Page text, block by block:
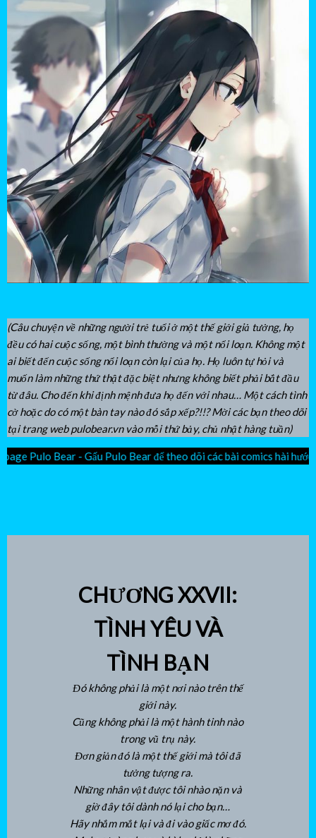
(Câu chuyện về những người trẻ tuổi ở một thế giới giả tưởng, họ
đều có hai cuộc sống, một bình thường và một nổi loạn. Không một
ai biết đến cuộc sống nổi loạn còn lại của họ. Họ luôn tự hỏi và
muốn làm những thứ thật đặc biệt nhưng không biết phải bắt đầu
từ đâu. Cho đến khi định mệnh đưa họ đến với nhau… Một cách tình
cờ hoặc do có một bàn tay nào đó sắp xếp?!!? Mời các bạn theo dõi
tại trang web pulobear.vn vào mỗi thứ bảy, chủ nhật hàng tuần)
để theo dõi các bài comics hài hước và xu hướng nhé! Link
CHƯƠNG XXVII:
TÌNH YÊU VÀ
TÌNH BẠN
Đó không phải là một nơi nào trên thế
giới này.
Cũng không phải là một hành tinh nào
trong vũ trụ này.
Đơn giản đó là một thế giới mà tôi đã
tưởng tượng ra.
Những nhân vật được tôi nhào nặn và
giờ đây tôi dành nó lại cho bạn…
Hãy nhắm mắt lại và đi vào giấc mơ đó.